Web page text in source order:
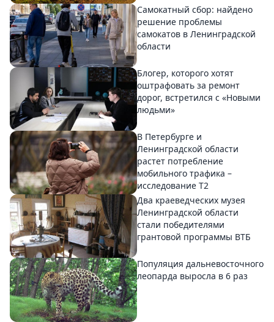
Самокатный сбор: найдено
решение проблемы
самокатов в Ленинградской
области
Блогер, которого хотят
оштрафовать за ремонт
дорог, встретился с «Новыми
людьми»
В Петербурге и
Ленинградской области
растет потребление
мобильного трафика –
исследование T2
Два краеведческих музея
Ленинградской области
стали победителями
грантовой программы ВТБ
Популяция дальневосточного
леопарда выросла в 6 раз